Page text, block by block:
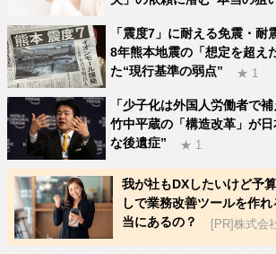
「震度7」に耐える免震・
8年熊本地震の「想定を超え
た“現行基準の弱点”
★ 1
「少子化は外国人労働者で
竹中平蔵の「構造改革」が
な後遺症”
★ 1
我が社もDXしたいけど予
しで業務改善ツールを作
当にあるの？
[PR]株式会